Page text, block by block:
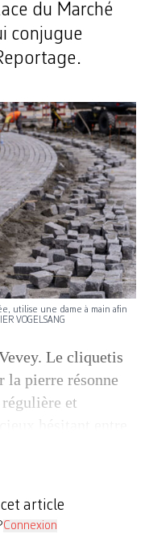
du Marché
conjugue
utilise une dame à main afin
VOGELSANG
Le cliquetis
la pierre résonne
régulière et
article
Connexion